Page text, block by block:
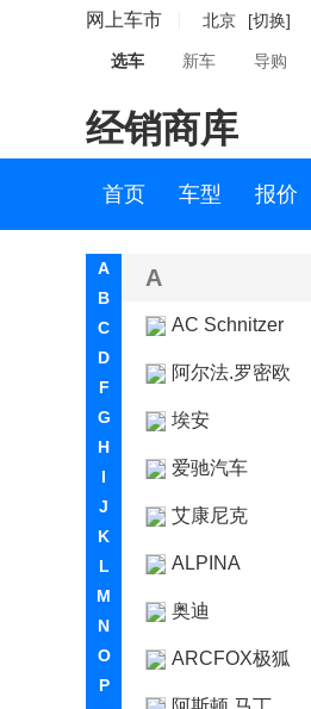
网上车市 北京 [切换]
选车 新车 导购
经销商库
首页 车型 报价
A
B
C
D
F
G
H
I
J
K
L
M
N
O
P
A
AC Schnitzer
阿尔法.罗密欧
埃安
爱驰汽车
艾康尼克
ALPINA
奥迪
ARCFOX极狐